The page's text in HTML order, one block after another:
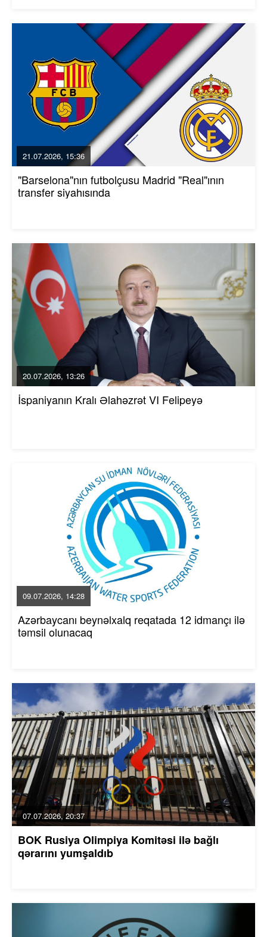
21.07.2026, 15:36
"Barselona"nın futbolçusu Madrid "Real"ının
transfer siyahısında
20.07.2026, 13:26
İspaniyanın Kralı Əlahəzrət VI Felipeyə
09.07.2026, 14:28
Azərbaycanı beynəlxalq reqatada 12 idmançı ilə
təmsil olunacaq
07.07.2026, 20:37
BOK Rusiya Olimpiya Komitəsi ilə bağlı
qərarını yumşaldıb